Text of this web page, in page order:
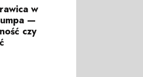
w
—
czy